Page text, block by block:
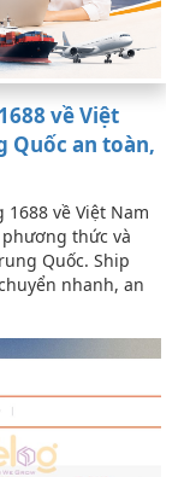
về Việt
Quốc an toàn,
về Việt Nam
thức và
Quốc. Ship
nhanh, an